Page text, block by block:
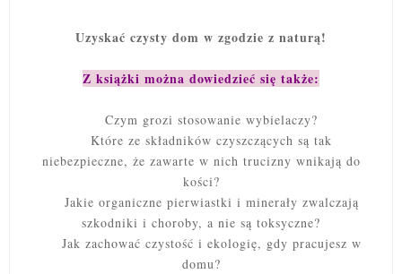
Uzyskać czysty dom w zgodzie z naturą!
Z książki można dowiedzieć się także:
Czym grozi stosowanie wybielaczy?
Które ze składników czyszczących są tak
niebezpieczne, że zawarte w nich trucizny wnikają do
kości?
Jakie organiczne pierwiastki i minerały zwalczają
szkodniki i choroby, a nie są toksyczne?
Jak zachować czystość i ekologię, gdy pracujesz w
domu?